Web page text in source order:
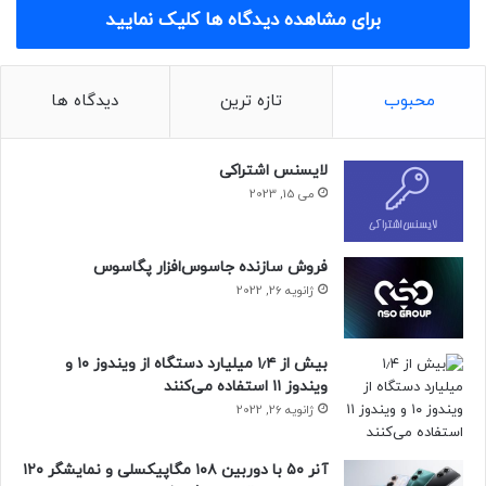
قابلیت ایفای نقش جایگزین را
دارند.ضمن عرض خدا قوت به مدیران
وزارت نفت؛ این مطلب را نوشتم تا اگر
در میانه‌ی تغییرات مدیریتی این موضوع
مغفول مانده، یادآوری شود. شاید به
کارشان بیاید…
اواخر آبان ماه سال ۱۳۹۷ جهرمی که آن
زمان وزیر ارتباطات و فناوری اطلاعات
بود، در توئیتر خود
۳۳۰ میلیارد تومانی برای صدور ۱۰
میلیون کارت سوخت این سؤال را مطرح
کرد که با این هزینه می‌توان چند مدرسه
و بیمارستان را ساخت؟ او با اشاره به
برای مشاهده دیدگاه ها کلیک نمایید
محبوب تازه ترین دیدگاه ها
لایسنس اشتراکی
می 15, 2023
فروش سازنده جاسوس‌افزار پگاسوس
ژانویه 26, 2022
بیش از ۱٫۴ میلیارد دستگاه از ویندوز ۱۰ و
ویندوز ۱۱ استفاده می‌کنند
ژانویه 26, 2022
آنر ۵۰ با دوربین ۱۰۸ مگاپیکسلی و نمایشگر ۱۲۰